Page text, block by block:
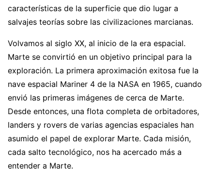
características de la superficie que dio lugar a
salvajes teorías sobre las civilizaciones marcianas.
Volvamos al siglo XX, al inicio de la era espacial.
Marte se convirtió en un objetivo principal para la
exploración. La primera aproximación exitosa fue la
nave espacial Mariner 4 de la NASA en 1965, cuando
envió las primeras imágenes de cerca de Marte.
Desde entonces, una flota completa de orbitadores,
landers y rovers de varias agencias espaciales han
asumido el papel de explorar Marte. Cada misión,
cada salto tecnológico, nos ha acercado más a
entender a Marte.